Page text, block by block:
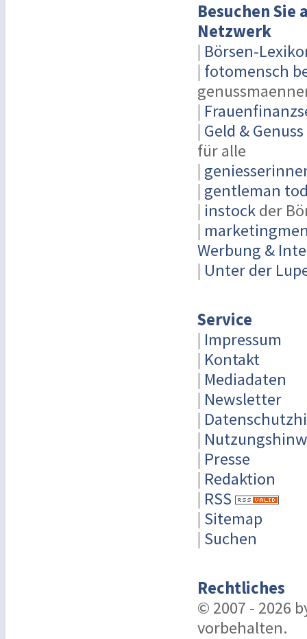
Besuchen Sie
Netzwerk
| Börsen-
| fotomensch
|
| Geld & Genuss
für alle
|
| gentleman
| instockder
|
Werbung &
| Unter der
Service
| Impressum
| Kontakt
| Mediadaten
| Newsletter
|
|
| Presse
| Redaktion
| RSS
| Sitemap
| Suchen
Rechtliches
© 2007 - 2026
vorbehalten.